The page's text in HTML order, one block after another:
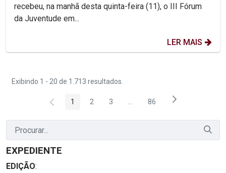
recebeu, na manhã desta quinta-feira (11), o III Fórum
da Juventude em...
LER MAIS
Exibindo 1 - 20 de 1.713 resultados.
Página
1 Página
2 Página
3 Páginas intermediárias Usar
Página
86
EXPEDIENTE
EDIÇÃO: